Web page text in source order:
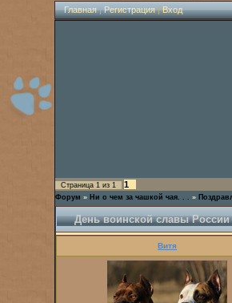
Главная|Регистрация|Вход
Страница 1 из 1 1
Форум » Ни о чем за чашкой чая. . . »
День воинской славы
Витя